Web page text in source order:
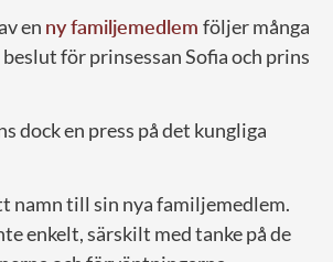
en ny familjemedlem följer många
för prinsessan Sofia och prins
dock en press på det kungliga
namn till sin nya familjemedlem.
enkelt, särskilt med tanke på de